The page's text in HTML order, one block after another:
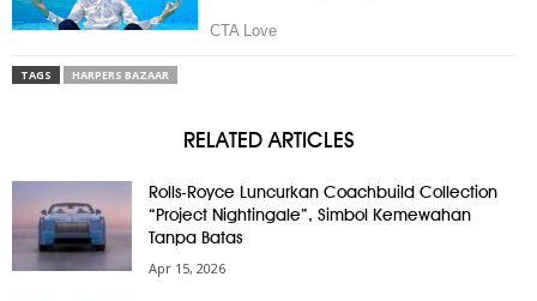
TAGS HARPERS BAZAAR
RELATED ARTICLES
Rolls-Royce Luncurkan Coachbuild Collection
“Project Nightingale”, Simbol Kemewahan
Tanpa Batas
Apr 15, 2026